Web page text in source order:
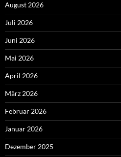
August 2026
Juli 2026
Juni 2026
Mai 2026
April 2026
März 2026
Februar 2026
Januar 2026
Dezember 2025